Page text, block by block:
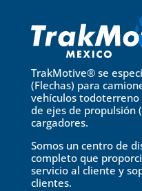
TrakMotive® se
(Flechas) para
vehículos
de ejes de propulsión
cargadores.
Somos un centro de
completo que
servicio al cliente y
clientes.